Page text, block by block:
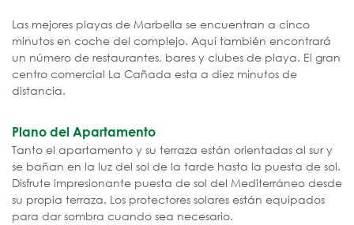
Las mejores playas de Marbella se encuentran a cinco
minutos en coche del complejo. Aquí también encontrará
un número de restaurantes, bares y clubes de playa. El gran
centro comercial La Cañada esta a diez minutos de
distancia.
Plano del Apartamento
Tanto el apartamento y su terraza están orientadas al sur y
se bañan en la luz del sol de la tarde hasta la puesta de sol.
Disfrute impresionante puesta de sol del Mediterráneo desde
su propia terraza. Los protectores solares están equipados
para dar sombra cuando sea necesario.